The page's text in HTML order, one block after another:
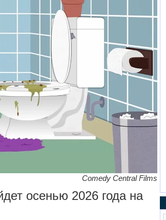
Comedy Central Films
осенью 2026 года на